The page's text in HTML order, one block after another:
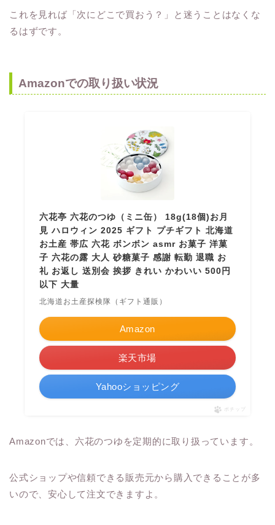
これを見れば「次にどこで買おう？」と迷うことはなくな
るはずです。
Amazonでの取り扱い状況
六花亭 六花のつゆ（ミニ缶） 18g(18個)お月
見 ハロウィン 2025 ギフト プチギフト 北海道
お土産 帯広 六花 ボンボン asmr お菓子 洋菓
子 六花の露 大人 砂糖菓子 感謝 転勤 退職 お
礼 お返し 送別会 挨拶 きれい かわいい 500円
以下 大量
北海道お土産探検隊（ギフト通販）
Amazon
楽天市場
Yahooショッピング
ポチップ
Amazonでは、六花のつゆを定期的に取り扱っています。
公式ショップや信頼できる販売元から購入できることが多
いので、安心して注文できますよ。